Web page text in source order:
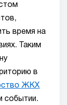
время на
Таким
в
ЖКХ
событии.